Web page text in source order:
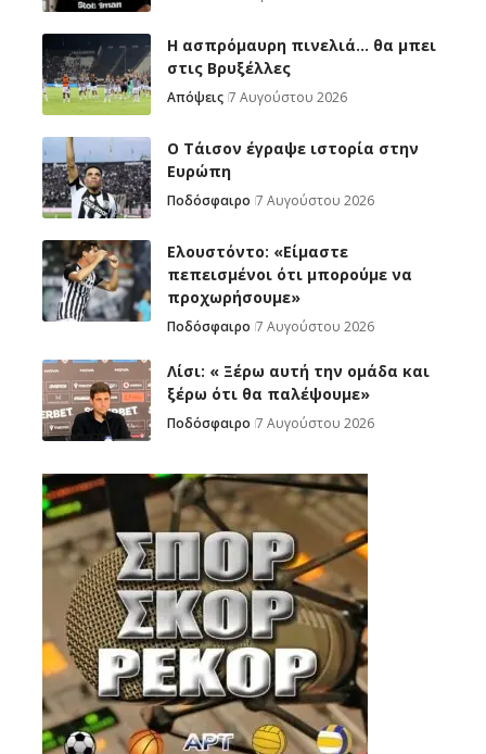
Η ασπρόμαυρη πινελιά… θα μπει
στις Βρυξέλλες
Απόψεις 7 Αυγούστου 2026
Ο Τάισον έγραψε ιστορία στην
Ευρώπη
Ποδόσφαιρο 7 Αυγούστου 2026
Ελουστόντο: «Είμαστε
πεπεισμένοι ότι μπορούμε να
προχωρήσουμε»
Ποδόσφαιρο 7 Αυγούστου 2026
Λίσι: « Ξέρω αυτή την ομάδα και
ξέρω ότι θα παλέψουμε»
Ποδόσφαιρο 7 Αυγούστου 2026